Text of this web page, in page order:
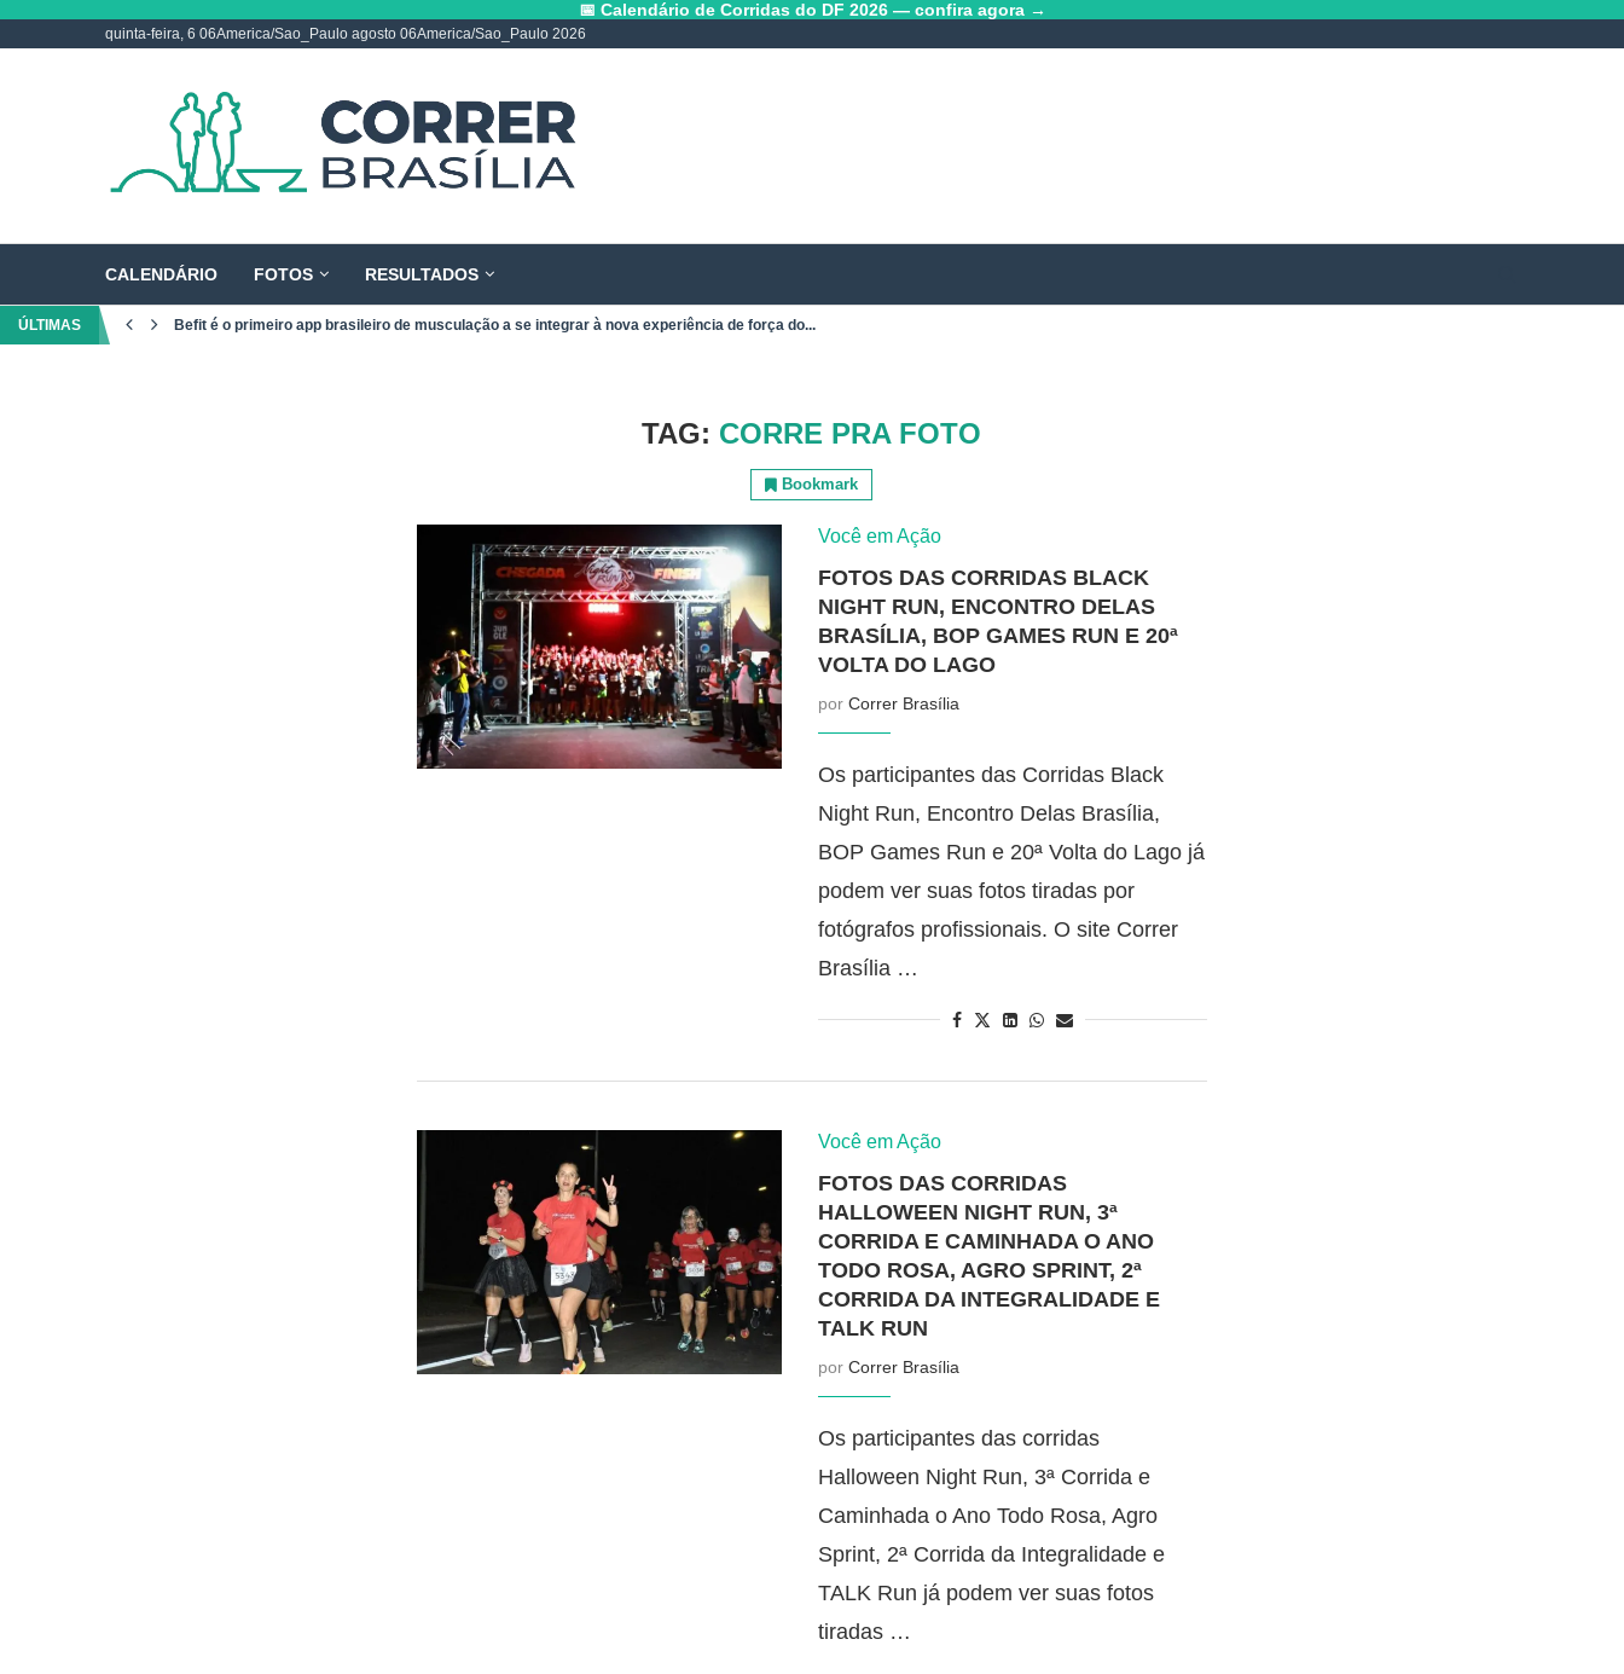
📅 Calendário de Corridas do DF 2026 — confira agora →
quinta-feira, 6 06America/Sao_Paulo agosto 06America/Sao_Paulo 2026
CALENDÁRIO FOTOS RESULTADOS
ÚLTIMAS Befit é o primeiro app brasileiro de musculação a se integrar à nova experiência de força do...
TAG: CORRE PRA FOTO
Bookmark
Você em Ação
FOTOS DAS CORRIDAS BLACK
NIGHT RUN, ENCONTRO DELAS
BRASÍLIA, BOP GAMES RUN E 20ª
VOLTA DO LAGO
porCorrer Brasília
Os participantes das Corridas Black
Night Run, Encontro Delas Brasília,
BOP Games Run e 20ª Volta do Lago já
podem ver suas fotos tiradas por
fotógrafos profissionais. O site Correr
Brasília …
Você em Ação
FOTOS DAS CORRIDAS
HALLOWEEN NIGHT RUN, 3ª
CORRIDA E CAMINHADA O ANO
TODO ROSA, AGRO SPRINT, 2ª
CORRIDA DA INTEGRALIDADE E
TALK RUN
porCorrer Brasília
Os participantes das corridas
Halloween Night Run, 3ª Corrida e
Caminhada o Ano Todo Rosa, Agro
Sprint, 2ª Corrida da Integralidade e
TALK Run já podem ver suas fotos
tiradas …